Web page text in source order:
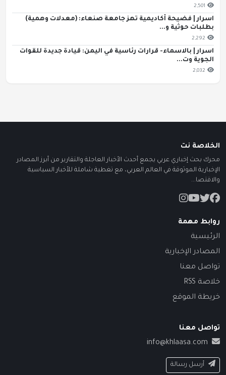
2,501
اسرار | فضيحة أكاديمية تهز جامعة صنعاء: (معدلات وهمية)
بطلبات حوثية و...
2,292
اسرار | بالاسماء- قرارات رئاسية في اليمن: قيادة جديدة للقوات
الجوية وت...
2,032
الخلاصة نت
محرك بحث إخباري عربي يجمع أحدث الأخبار العاجلة والتقارير من أبرز المصادر
الإخبارية الموثوقة في العالم العربي، مع تغطية شاملة للأخبار السياسية
والاقتصا...
روابط مهمة
الرئيسية
المصادر الإخبارية
تواصل معنا
خلاصة RSS
خريطة الموقع
تواصل معنا
info@khlaasa.com
أرسل رسالة